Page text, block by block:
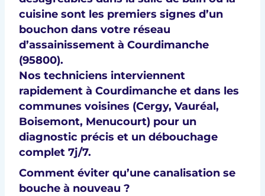
cuisine sont les premiers signes d’un
bouchon dans votre réseau
d’assainissement à Courdimanche
(95800).
Nos techniciens interviennent
rapidement à Courdimanche et dans les
communes voisines (Cergy, Vauréal,
Boisemont, Menucourt) pour un
diagnostic précis et un débouchage
complet 7j/7.
Comment éviter qu’une canalisation se
bouche à nouveau ?